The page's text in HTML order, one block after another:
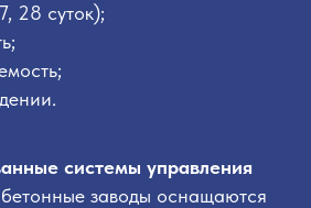
28 суток);
системы управления
заводы оснащаются